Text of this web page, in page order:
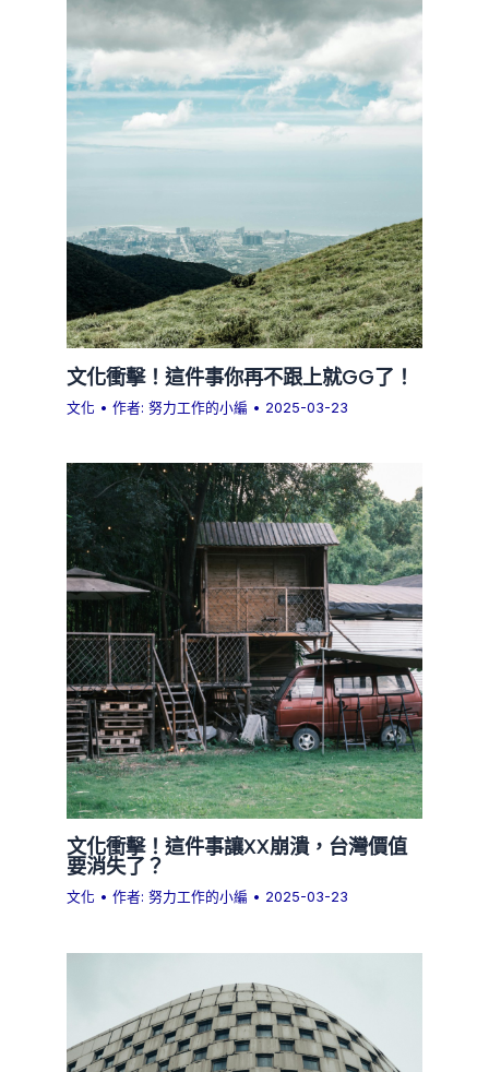
文化衝擊！這件事你再不跟上就GG了！
文化 • 作者:努力工作的小編 • 2025-03-23
文化衝擊！這件事讓XX崩潰，台灣價值
要消失了？
文化 • 作者:努力工作的小編 • 2025-03-23